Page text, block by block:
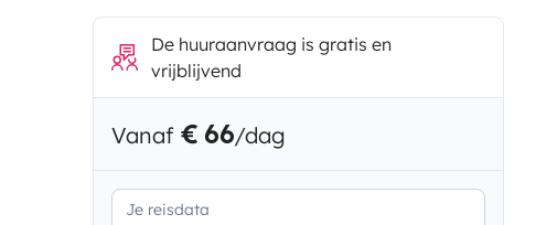
De huuraanvraag is gratis en
vrijblijvend
Vanaf € 66/dag
Je reisdata